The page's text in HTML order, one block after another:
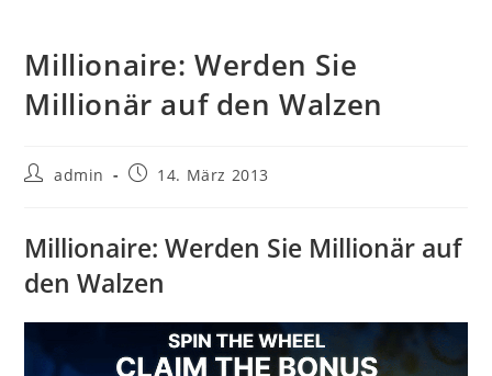
Millionaire: Werden Sie
Millionär auf den Walzen
Beitrags-
admin
Beitrag14. März 2013
Millionaire: Werden Sie Millionär auf
den Walzen